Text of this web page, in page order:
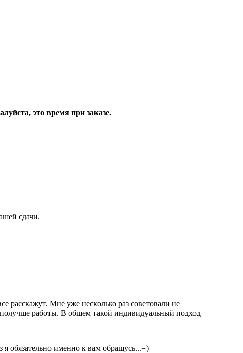
это время при заказе.
сдачи.
расскажут. Мне уже несколько раз советовали не
получше работы. В общем такой индивидуальный подход
обязательно именно к вам обращусь...=)